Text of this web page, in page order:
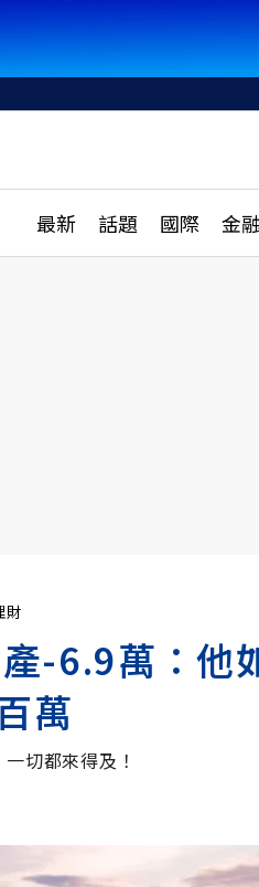
最新 話題 國際 金融
活動
話題
財
-6.9萬：他
萬
切都來得及！